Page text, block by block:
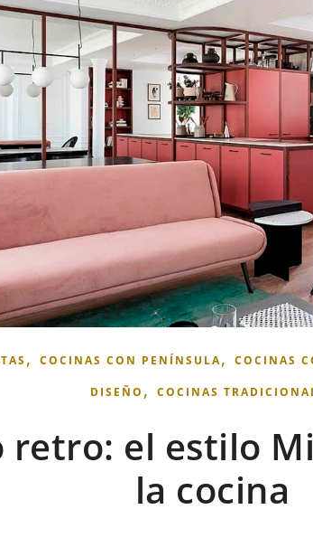
, COCINAS CON PENÍNSULA, COCINAS
DISEÑO , COCINAS
retro: el estilo
la cocina